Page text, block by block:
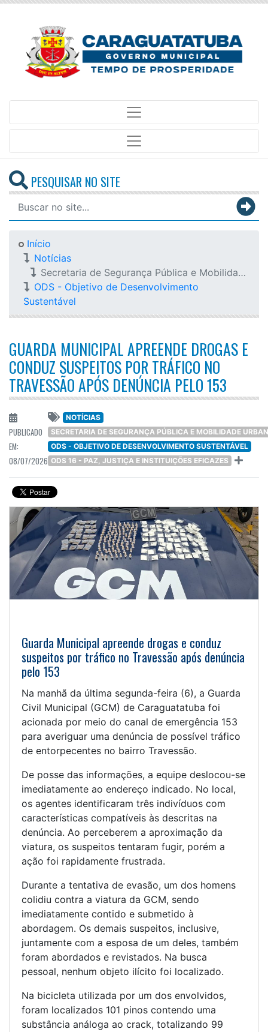
PESQUISAR NO SITE
Início
Notícias
Secretaria de Segurança Pública e Mobilidade Urbana
ODS - Objetivo de Desenvolvimento
Sustentável
GUARDA MUNICIPAL APREENDE DROGAS E
CONDUZ SUSPEITOS POR TRÁFICO NO
TRAVESSÃO APÓS DENÚNCIA PELO 153
PUBLICADO
EM:
08/07/2026
NOTÍCIAS
SECRETARIA DE SEGURANÇA PÚBLICA E MOBILIDADE
ODS - OBJETIVO DE DESENVOLVIMENTO SUSTENTÁVEL
ODS 16 - PAZ, JUSTIÇA E INSTITUIÇÕES EFICAZES
Guarda Municipal apreende drogas e conduz
suspeitos por tráfico no Travessão após denúncia
pelo 153
Na manhã da última segunda-feira (6), a Guarda
Civil Municipal (GCM) de Caraguatatuba foi
acionada por meio do canal de emergência 153
para averiguar uma denúncia de possível tráfico
de entorpecentes no bairro Travessão.
De posse das informações, a equipe deslocou-se
imediatamente ao endereço indicado. No local,
os agentes identificaram três indivíduos com
características compatíveis às descritas na
denúncia. Ao perceberem a aproximação da
viatura, os suspeitos tentaram fugir, porém a
ação foi rapidamente frustrada.
Durante a tentativa de evasão, um dos homens
colidiu contra a viatura da GCM, sendo
imediatamente contido e submetido à
abordagem. Os demais suspeitos, inclusive,
juntamente com a esposa de um deles, também
foram abordados e revistados. Na busca
pessoal, nenhum objeto ilícito foi localizado.
Na bicicleta utilizada por um dos envolvidos,
foram localizados 101 pinos contendo uma
substância análoga ao crack, totalizando 99